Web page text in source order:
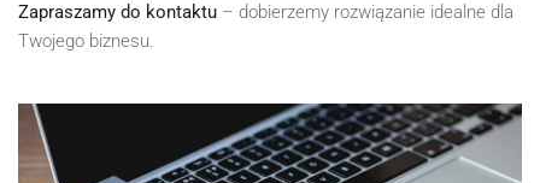
Zapraszamy do kontaktu – dobierzemy rozwiązanie idealne dla
Twojego biznesu.